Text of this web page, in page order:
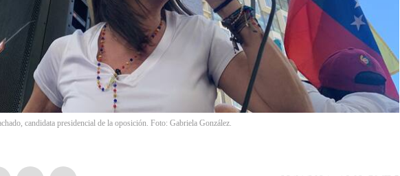
candidata presidencial de la oposición. Foto: Gabriela González.